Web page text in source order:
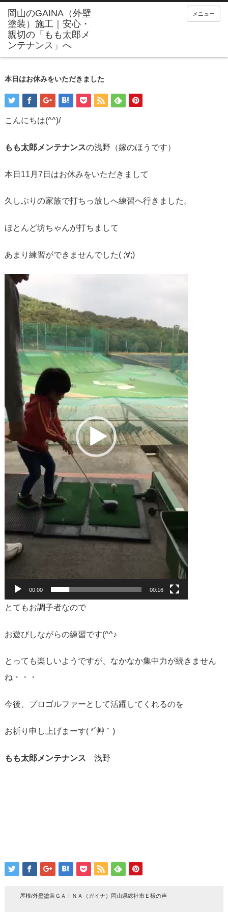
メニュー
本日はお休みをいただきました
こんにちは(^^)/
もも太郎メンテナンスの浅野（嫁のほうです）
本日11月7日はお休みをいただきまして
久しぶりの家族で打ちっ放しへ練習へ行きました。
ほとんど坊ちゃんが打ちまして
あまり練習ができませんでした( ;∀;)
動
画
00:00 00:16
とてもお調子者なので
お遊びしながらの練習です(^^♪
とっても楽しいようですが、なかなか集中力が続きません
ね・・・
今後、プロゴルファーとして活躍してくれるのを
お祈り申し上げまーす( *´艸｀)
もも太郎メンテナンス 浅野
屋根/外壁塗装ＧＡＩＮＡ（ガイナ）岡山県総社市Ｅ様の声